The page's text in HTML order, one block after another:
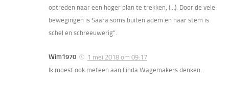
optreden naar een hoger plan te trekken, (…). Door de vele
bewegingen is Saara soms buiten adem en haar stem is
schel en schreeuwerig”.
Wim1970
1 mei 2018 om 09:17
Ik moest ook meteen aan Linda Wagemakers denken.